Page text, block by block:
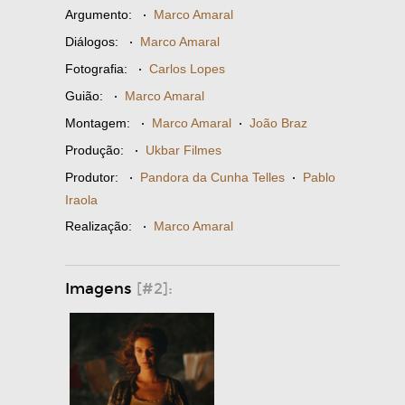
Argumento: · Marco Amaral
Diálogos: · Marco Amaral
Fotografia: · Carlos Lopes
Guião: · Marco Amaral
Montagem: · Marco Amaral · João Braz
Produção: · Ukbar Filmes
Produtor: · Pandora da Cunha Telles · Pablo
Iraola
Realização: · Marco Amaral
Imagens [#2]: